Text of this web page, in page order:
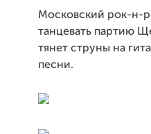
Московский рок-н-
танцевать партию
тянет струны на
песни.